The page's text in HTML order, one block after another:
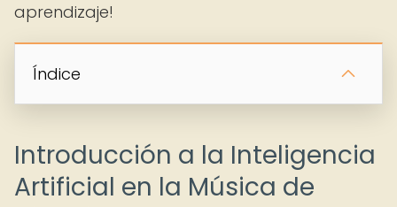
aprendizaje!
Índice
Introducción a la Inteligencia
Artificial en la Música de